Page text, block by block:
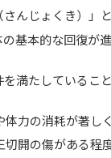
んじょくき）」
基本的な回復が
満たしているこ
体力の消耗が著し
切開の傷がある程